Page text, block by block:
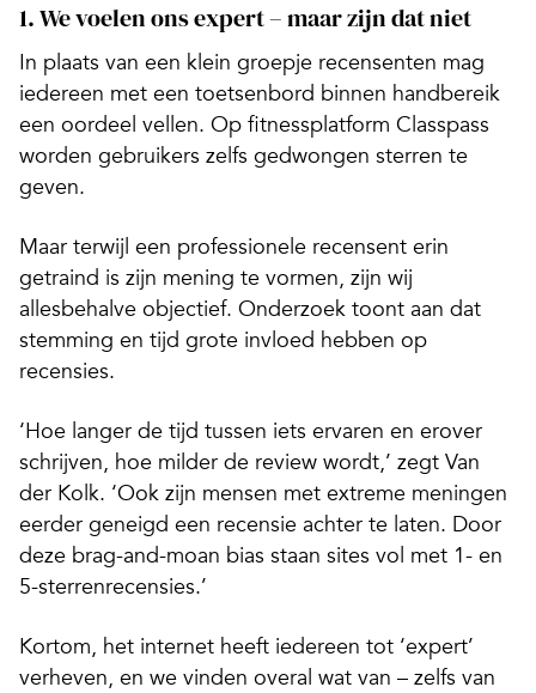
1. We voelen ons expert – maar zijn dat niet
In plaats van een klein groepje recensenten mag
iedereen met een toetsenbord binnen handbereik
een oordeel vellen. Op fitnessplatform Classpass
worden gebruikers zelfs gedwongen sterren te
geven.
Maar terwijl een professionele recensent erin
getraind is zijn mening te vormen, zijn wij
allesbehalve objectief. Onderzoek toont aan dat
stemming en tijd grote invloed hebben op
recensies.
‘Hoe langer de tijd tussen iets ervaren en erover
schrijven, hoe milder de review wordt,’ zegt Van
der Kolk. ‘Ook zijn mensen met extreme meningen
eerder geneigd een recensie achter te laten. Door
deze brag-and-moan bias staan sites vol met 1- en
5-sterrenrecensies.’
Kortom, het internet heeft iedereen tot ‘expert’
verheven, en we vinden overal wat van – zelfs van